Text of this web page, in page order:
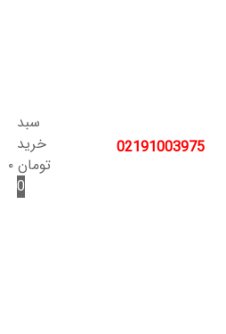
02191003975
سبد
خرید
تومان۰
0